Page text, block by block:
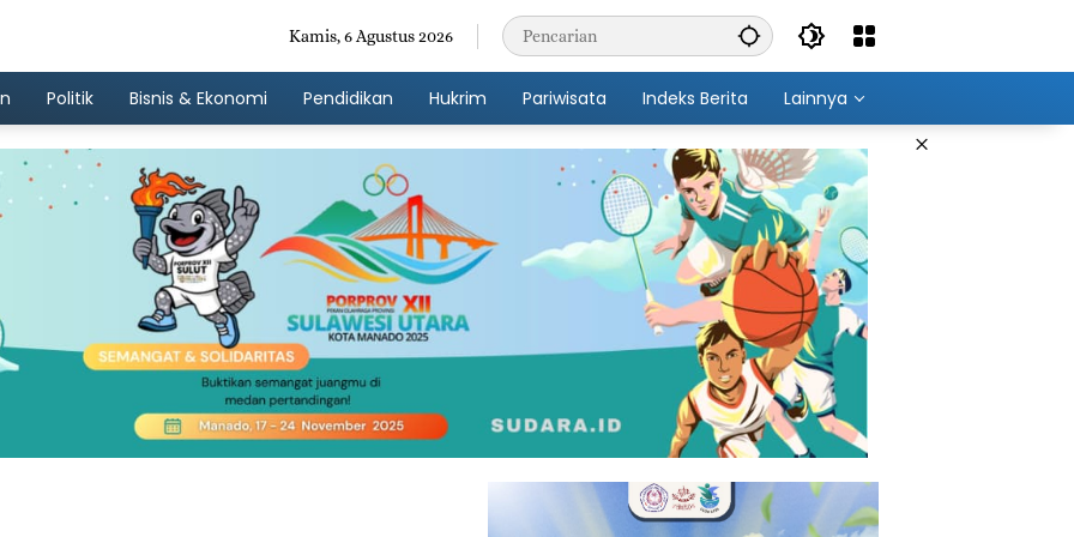
Kamis, 6 Agustus 2026
Politik Bisnis & Ekonomi Pendidikan Hukrim Pariwisata Indeks Berita Lainnya
×